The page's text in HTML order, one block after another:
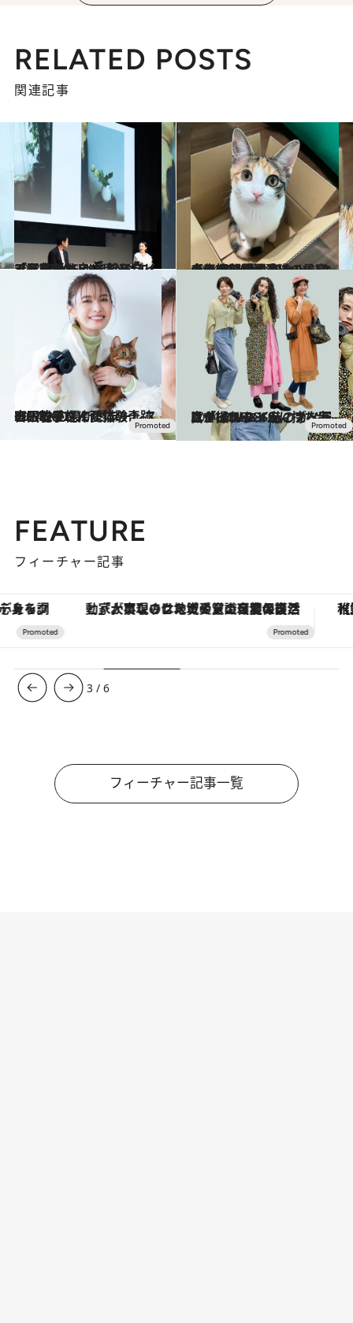
RELATED POSTS
関連記事
2024.5.30
「LUMIX S9」×新アプリで写真を もっと私らしく、もっと自由に！ “エディットレス”でSNSライフを革新
ライフスタイル 2024.2.22
今年も開催！ かわいいニャンGP2024 愛猫の最高の表情・瞬間を！ 【LUMIX賞】フォトジェニック部門発表
ライフスタイル
2024.2.22
宮田聡子さんが体験！ LUMIXの最新ミラーレス一眼で手軽に愛猫の奇跡の一枚を
ライフスタイル 2024.6.25
スタイリッシュに持ち歩けて クリエイティブな写真が撮れる！ 私のカメラは「LUMIX S9」
ライフスタイル
FEATURE
フィーチャー記事
「大事なのは地域の意識を変えること」。ロレックス賞受賞の自然保護活動家が実現させたナイジェリアの自然環境の復活 【夏限定ディナーコース】旬を
3 /6
フィーチャー記事一覧